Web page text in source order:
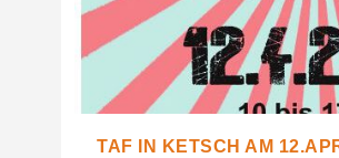
TAF IN KETSCH AM